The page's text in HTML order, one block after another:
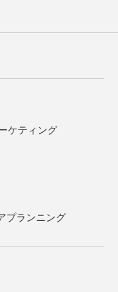
ケティング
プランニング